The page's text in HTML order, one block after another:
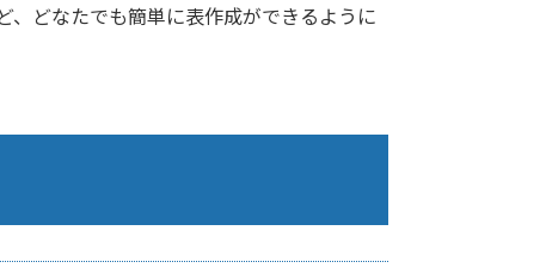
どなたでも簡単に表作成ができるように